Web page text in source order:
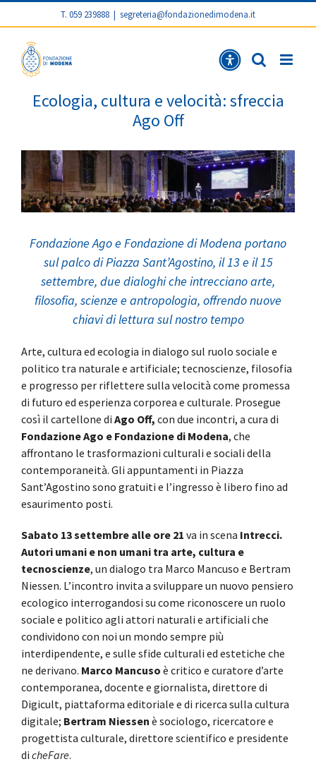
T. 059 239888 | segreteria@fondazionedimodena.it
Ecologia, cultura e velocità: sfreccia
Ago Off
Fondazione Ago e Fondazione di Modena portano
sul palco di Piazza Sant’Agostino, il 13 e il 15
settembre, due dialoghi che intrecciano arte,
filosofia, scienze e antropologia, offrendo nuove
chiavi di lettura sul nostro tempo
Arte, cultura ed ecologia in dialogo sul ruolo sociale e
politico tra naturale e artificiale; tecnoscienze, filosofia
e progresso per riflettere sulla velocità come promessa
di futuro ed esperienza corporea e culturale. Prosegue
così il cartellone di Ago Off, con due incontri, a cura di
Fondazione Ago e Fondazione di Modena, che
affrontano le trasformazioni culturali e sociali della
contemporaneità. Gli appuntamenti in Piazza
Sant’Agostino sono gratuiti e l’ingresso è libero fino ad
esaurimento posti.
Sabato 13 settembre alle ore 21 va in scena Intrecci.
Autori umani e non umani tra arte, cultura e
tecnoscienze, un dialogo tra Marco Mancuso e Bertram
Niessen. L’incontro invita a sviluppare un nuovo pensiero
ecologico interrogandosi su come riconoscere un ruolo
sociale e politico agli attori naturali e artificiali che
condividono con noi un mondo sempre più
interdipendente, e sulle sfide culturali ed estetiche che
ne derivano. Marco Mancuso è critico e curatore d’arte
contemporanea, docente e giornalista, direttore di
Digicult, piattaforma editoriale e di ricerca sulla cultura
digitale; Bertram Niessen è sociologo, ricercatore e
progettista culturale, direttore scientifico e presidente
di cheFare.